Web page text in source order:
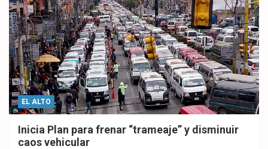
EL ALTO
Inicia Plan para frenar “trameaje” y disminuir
caos vehicular